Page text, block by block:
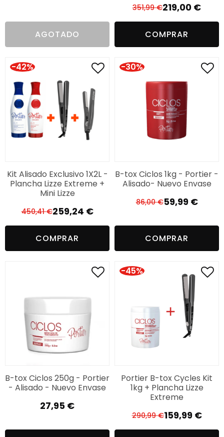
era:
es:
AGOTADO
351,99€ El
precio
original
era:
351,99 €.
219,00 €
El
precio
actual
es:
219,00 €.
COMPRAR
-42%
Kit Alisado Exclusivo 1X2L -
Plancha Lizze Extreme +
Mini Lizze
450,41€ El
precio
original
era:
450,41 €.
259,24 €
El
precio
actual
es:
259,24 €.
COMPRAR
-30%
B-tox Ciclos 1kg - Portier -
Alisado- Nuevo Envase
86,00€ El
era:
59,99 €
El
es:
COMPRAR
B-tox Ciclos 250g - Portier
- Alisado - Nuevo Envase
27,95 €
-45%
Portier B-tox Cycles Kit
1kg + Plancha Lizze
Extreme
290,99€ El
precio
159,99 €
El
precio